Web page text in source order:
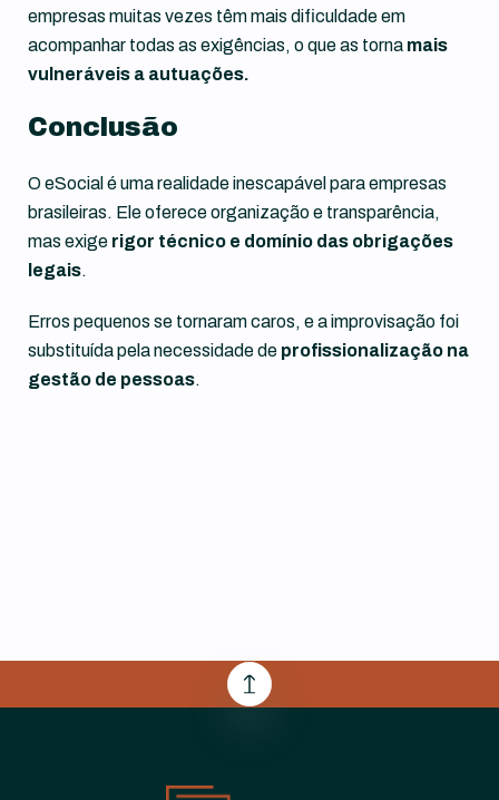
empresas muitas vezes têm mais dificuldade em
acompanhar todas as exigências, o que as torna mais
vulneráveis a autuações.
Conclusão
O eSocial é uma realidade inescapável para empresas
brasileiras. Ele oferece organização e transparência,
mas exige rigor técnico e domínio das obrigações
legais.
Erros pequenos se tornaram caros, e a improvisação foi
substituída pela necessidade de profissionalização na
gestão de pessoas.